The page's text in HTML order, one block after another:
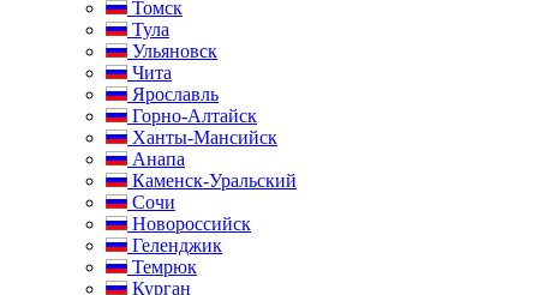
Томск
Тула
Ульяновск
Чита
Ярославль
Горно-Алтайск
Ханты-Мансийск
Анапа
Каменск-Уральский
Сочи
Новороссийск
Геленджик
Темрюк
Курган